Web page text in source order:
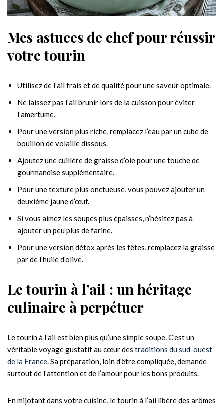
Mes astuces de chef pour réussir
votre tourin
Utilisez de l’ail frais et de qualité pour une saveur optimale.
Ne laissez pas l’ail brunir lors de la cuisson pour éviter
l’amertume.
Pour une version plus riche, remplacez l’eau par un cube de
bouillon de volaille dissous.
Ajoutez une cuillère de graisse d’oie pour une touche de
gourmandise supplémentaire.
Pour une texture plus onctueuse, vous pouvez ajouter un
deuxième jaune d’œuf.
Si vous aimez les soupes plus épaisses, n’hésitez pas à
ajouter un peu plus de farine.
Pour une version détox après les fêtes, remplacez la graisse
par de l’huile d’olive.
Le tourin à l’ail : un héritage
culinaire à perpétuer
Le tourin à l’ail est bien plus qu’une simple soupe. C’est un
véritable voyage gustatif au cœur des traditions du sud-ouest
de la France. Sa préparation, loin d’être compliquée, demande
surtout de l’attention et de l’amour pour les bons produits.
En mijotant dans votre cuisine, le tourin à l’ail libère des arômes